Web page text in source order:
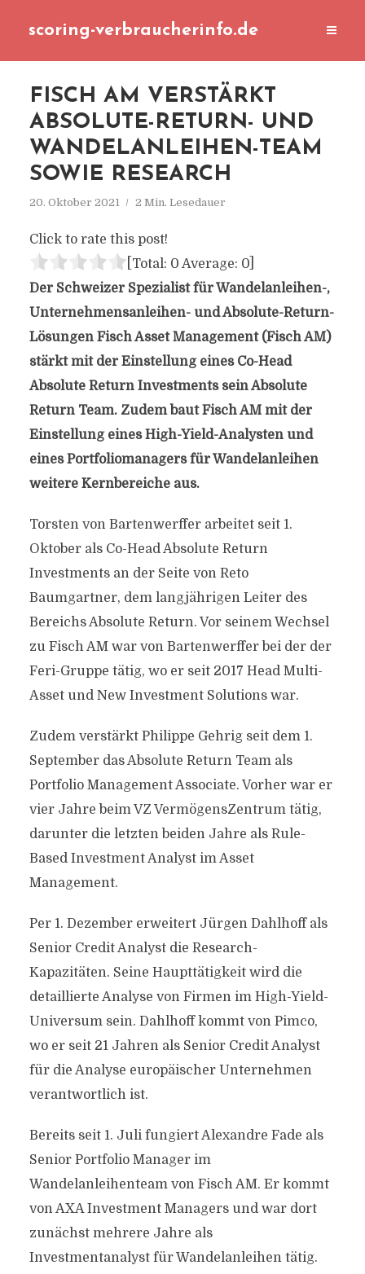
scoring-verbraucherinfo.de
FISCH AM VERSTÄRKT
ABSOLUTE-RETURN- UND
WANDELANLEIHEN-TEAM
SOWIE RESEARCH
20. Oktober 2021 2 Min. Lesedauer
Click to rate this post!
[Total: 0 Average: 0]
Der Schweizer Spezialist für Wandelanleihen-,
Unternehmensanleihen- und Absolute-Return-
Lösungen Fisch Asset Management (Fisch AM)
stärkt mit der Einstellung eines Co-Head
Absolute Return Investments sein Absolute
Return Team. Zudem baut Fisch AM mit der
Einstellung eines High-Yield-Analysten und
eines Portfoliomanagers für Wandelanleihen
weitere Kernbereiche aus.
Torsten von Bartenwerffer arbeitet seit 1.
Oktober als Co-Head Absolute Return
Investments an der Seite von Reto
Baumgartner, dem langjährigen Leiter des
Bereichs Absolute Return. Vor seinem Wechsel
zu Fisch AM war von Bartenwerffer bei der der
Feri-Gruppe tätig, wo er seit 2017 Head Multi-
Asset und New Investment Solutions war.
Zudem verstärkt Philippe Gehrig seit dem 1.
September das Absolute Return Team als
Portfolio Management Associate. Vorher war er
vier Jahre beim VZ VermögensZentrum tätig,
darunter die letzten beiden Jahre als Rule-
Based Investment Analyst im Asset
Management.
Per 1. Dezember erweitert Jürgen Dahlhoff als
Senior Credit Analyst die Research-
Kapazitäten. Seine Haupttätigkeit wird die
detaillierte Analyse von Firmen im High-Yield-
Universum sein. Dahlhoff kommt von Pimco,
wo er seit 21 Jahren als Senior Credit Analyst
für die Analyse europäischer Unternehmen
verantwortlich ist.
Bereits seit 1. Juli fungiert Alexandre Fade als
Senior Portfolio Manager im
Wandelanleihenteam von Fisch AM. Er kommt
von AXA Investment Managers und war dort
zunächst mehrere Jahre als
Investmentanalyst für Wandelanleihen tätig.